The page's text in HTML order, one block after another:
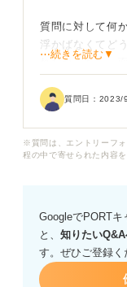
質問に対して何
浮かばなくてど
れなかったら、
⋯続きを読む▼
質問日： 2023/
※質問は、エントリーフ
程の中で寄せられた内容
GoogleでPORTキ
と、 知りたい
す。ぜひご登録く